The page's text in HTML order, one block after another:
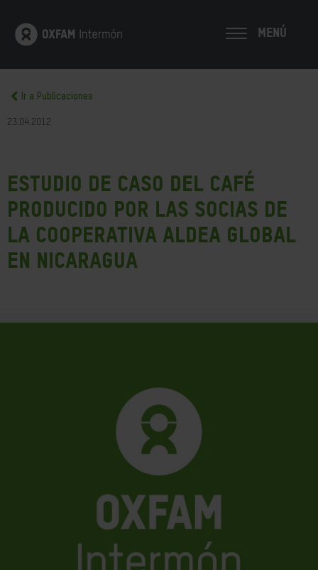
MENÚ
Ir a Publicaciones
23.04.2012
Estudio de caso del café
producido por las socias de
la cooperativa Aldea Global
en Nicaragua